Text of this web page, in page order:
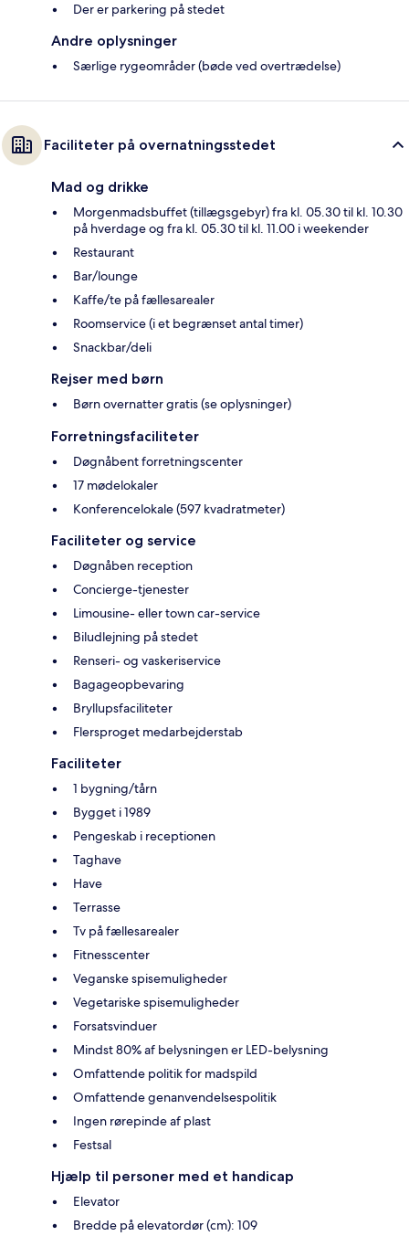
Der er parkering på stedet
Andre oplysninger
Særlige rygeområder (bøde ved overtrædelse)
Faciliteter på overnatningsstedet
Mad og drikke
Morgenmadsbuffet (tillægsgebyr) fra kl. 05.30 til kl. 10.30
på hverdage og fra kl. 05.30 til kl. 11.00 i weekender
Restaurant
Bar/lounge
Kaffe/te på fællesarealer
Roomservice (i et begrænset antal timer)
Snackbar/deli
Rejser med børn
Børn overnatter gratis (se oplysninger)
Forretningsfaciliteter
Døgnåbent forretningscenter
17 mødelokaler
Konferencelokale (597 kvadratmeter)
Faciliteter og service
Døgnåben reception
Concierge-tjenester
Limousine- eller town car-service
Biludlejning på stedet
Renseri- og vaskeriservice
Bagageopbevaring
Bryllupsfaciliteter
Flersproget medarbejderstab
Faciliteter
1 bygning/tårn
Bygget i 1989
Pengeskab i receptionen
Taghave
Have
Terrasse
Tv på fællesarealer
Fitnesscenter
Veganske spisemuligheder
Vegetariske spisemuligheder
Forsatsvinduer
Mindst 80% af belysningen er LED-belysning
Omfattende politik for madspild
Omfattende genanvendelsespolitik
Ingen rørepinde af plast
Festsal
Hjælp til personer med et handicap
Elevator
Bredde på elevatordør (cm): 109